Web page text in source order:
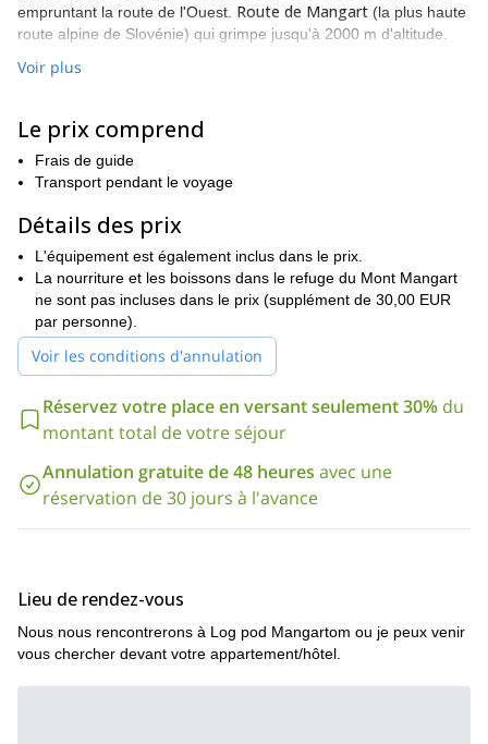
empruntant la route de l'Ouest. Route de Mangart (la plus haute
route alpine de Slovénie) qui grimpe jusqu'à 2000 m d'altitude.
La route se termine à la
Il faut compter entre 1 et 2 heures pour effectuer le parcours.
Même s'il est assez technique, il convient aux débutants. Enfin,
nous redescendrons par la route italienne, jusqu'à la selle de
Voulez-vous escalader ce magnifique sommet des Alpes
Juliennes ? N'hésitez pas à me contacter pour que nous
puissions commencer à organiser notre programme.
Vous pouvez également escalader le mont Mangart en
empruntant la via ferrata sur le versant italien
Voir plus
Le prix comprend
Frais de guide
Transport pendant le voyage
Détails des prix
L'équipement est également inclus dans le prix.
La nourriture et les boissons dans le refuge du Mont Mangart
ne sont pas incluses dans le prix (supplément de 30,00 EUR
par personne).
Voir les conditions d'annulation
Réservez votre place en versant seulement 30% du
montant total de votre séjour
Annulation gratuite de 48 heures avec une
réservation de 30 jours à l'avance
Lieu de rendez-vous
Nous nous rencontrerons à Log pod Mangartom ou je peux venir
vous chercher devant votre appartement/hôtel.